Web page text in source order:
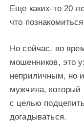
Еще каких-то 20
что
Но сейчас, во
мошенников, это
неприличным, но
мужчина, который
с целью
догадываться.